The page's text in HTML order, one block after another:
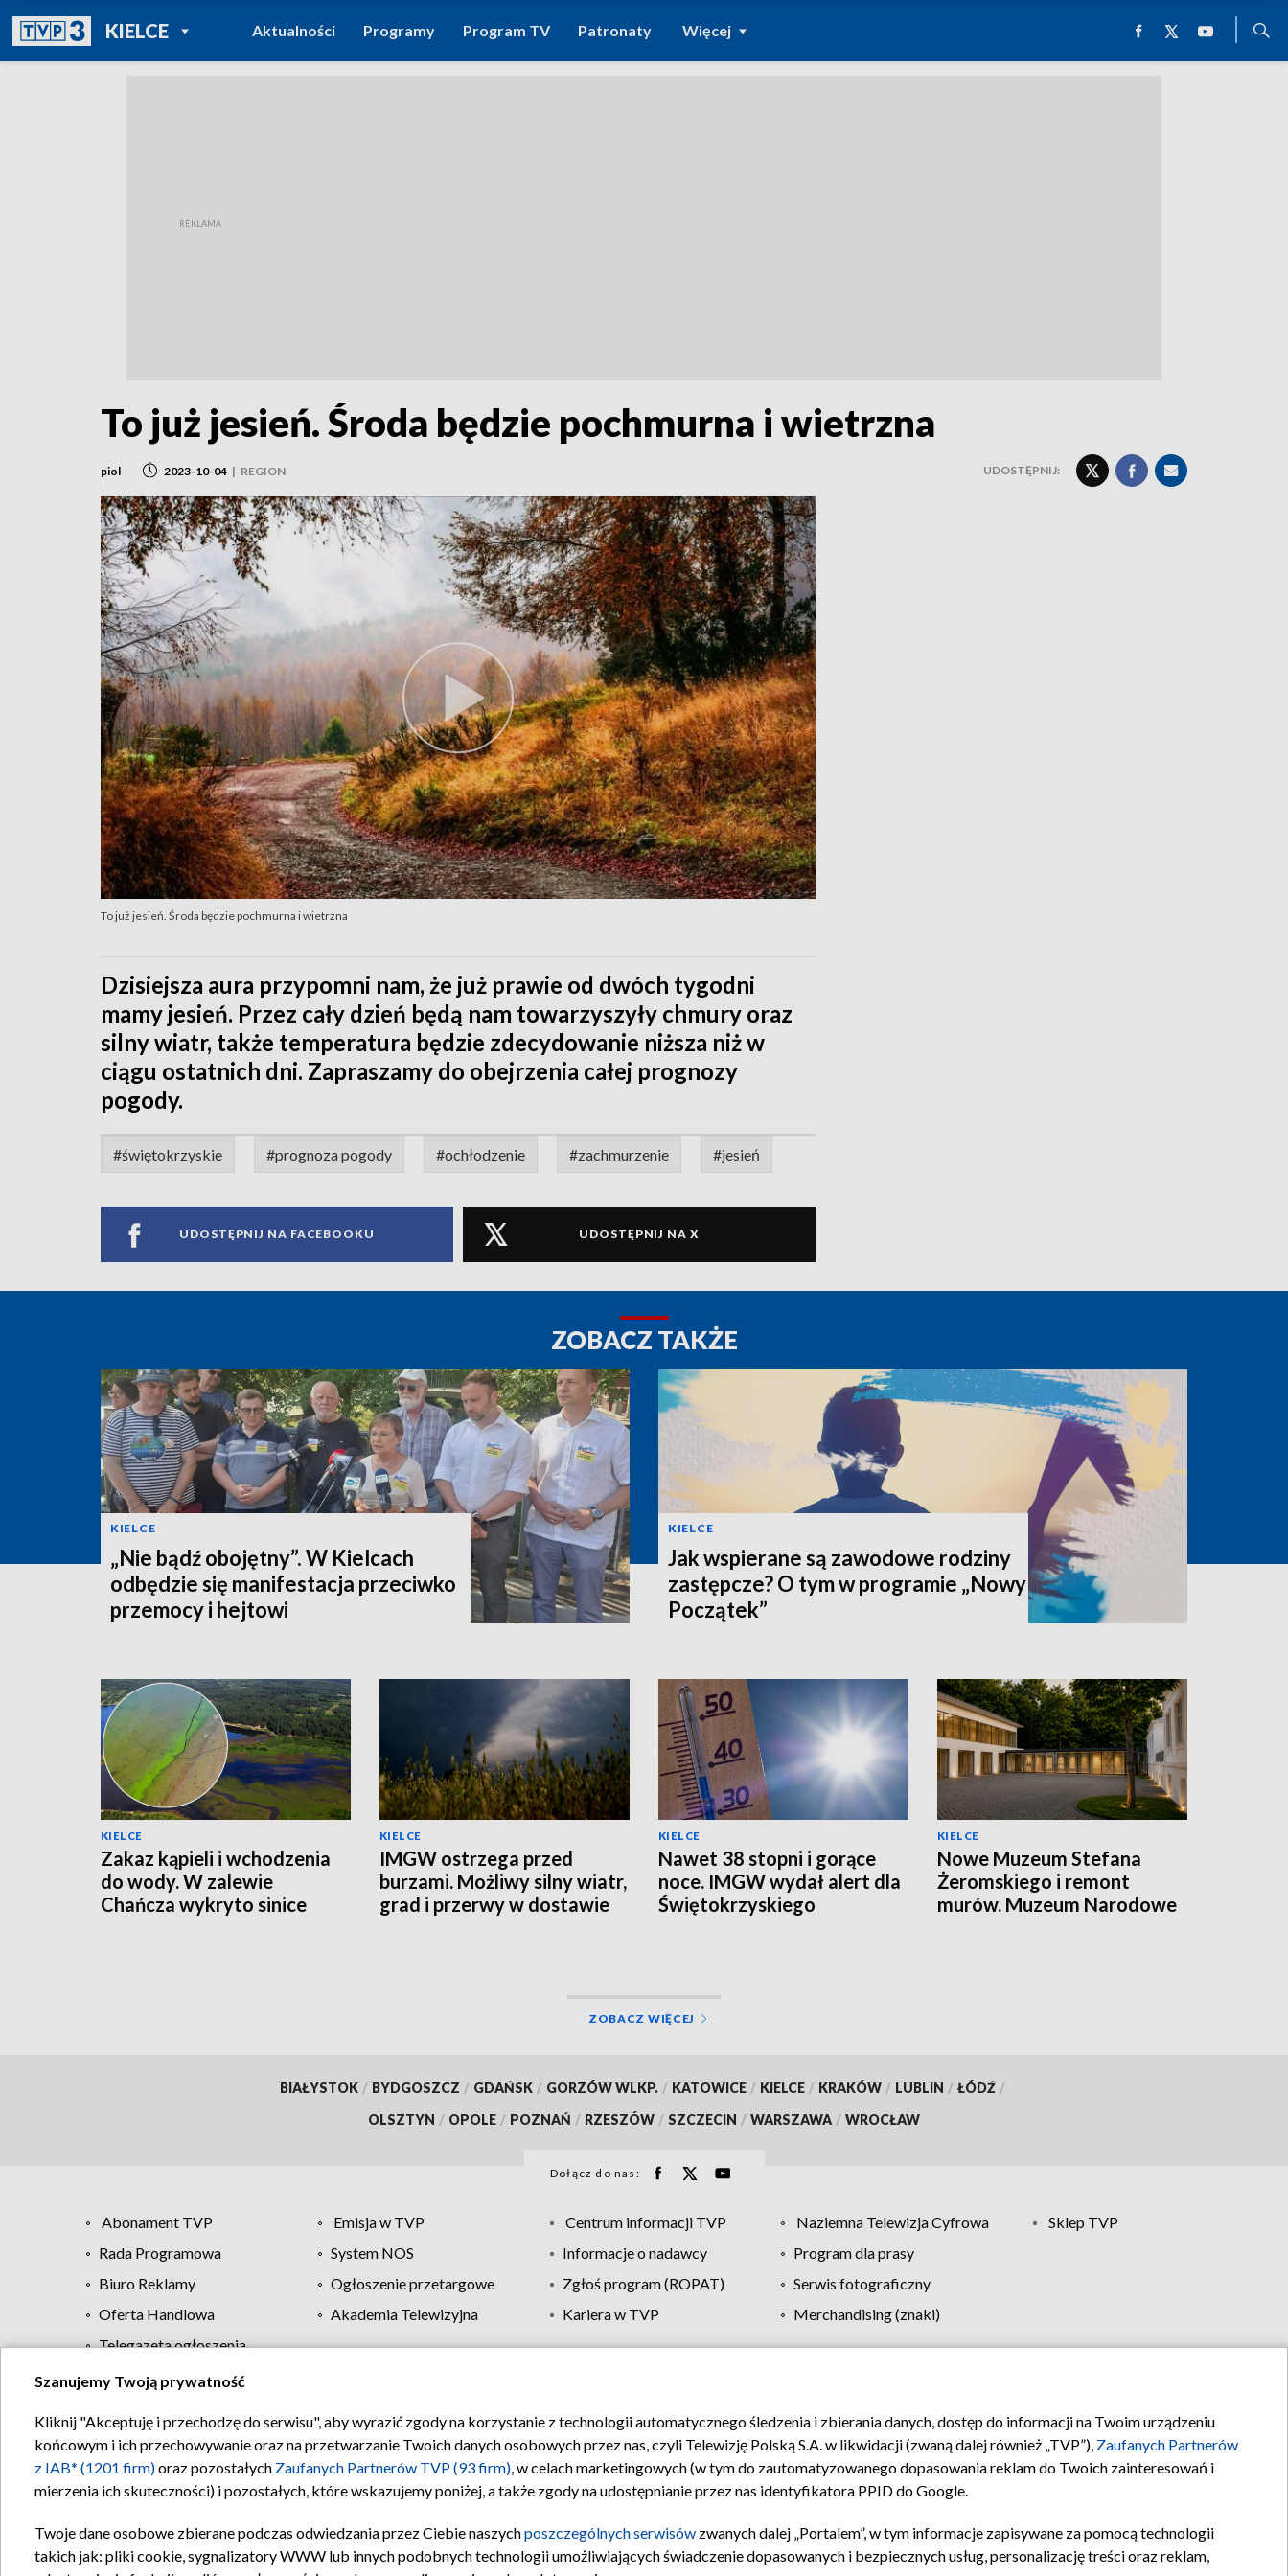
KIELCEPOWRÓT DO
TVP REGIONY
Aktualności Programy Program TV Patronaty Więcej
To już jesień. Środa będzie pochmurna i wietrzna
piol 2023-10-04 | REGION UDOSTĘPNIJ:
To już jesień. Środa będzie pochmurna i wietrzna
Dzisiejsza aura przypomni nam, że już prawie od dwóch tygodni
mamy jesień. Przez cały dzień będą nam towarzyszyły chmury oraz
silny wiatr, także temperatura będzie zdecydowanie niższa niż w
ciągu ostatnich dni. Zapraszamy do obejrzenia całej prognozy
pogody.
#świętokrzyskie #prognoza pogody #ochłodzenie #zachmurzenie #jesień
UDOSTĘPNIJ NA FACEBOOKU UDOSTĘPNIJ NA X
ZOBACZ TAKŻE
KIELCE
„Nie bądź obojętny”. W Kielcach
odbędzie się manifestacja przeciwko
przemocy i hejtowi
KIELCE
Jak wspierane są zawodowe rodziny
zastępcze? O tym w programie „Nowy
Początek”
KIELCE
Zakaz kąpieli i wchodzenia
do wody. W zalewie
Chańcza wykryto sinice
KIELCE
IMGW ostrzega przed
burzami. Możliwy silny wiatr,
grad i przerwy w dostawie
KIELCE
Nawet 38 stopni i gorące
noce. IMGW wydał alert dla
Świętokrzyskiego
KIELCE
Nowe Muzeum Stefana
Żeromskiego i remont
murów. Muzeum Narodowe
ZOBACZ WIĘCEJ
BIAŁYSTOK / BYDGOSZCZ / GDAŃSK / GORZÓW WLKP. / KATOWICE / KIELCE / KRAKÓW / LUBLIN / ŁÓDŹ /
OLSZTYN / OPOLE / POZNAŃ / RZESZÓW / SZCZECIN / WARSZAWA / WROCŁAW
Dołącz do nas:
Abonament TVP Emisja w TVP Centrum informacji TVP Naziemna Telewizja Cyfrowa
Sklep TVP
Rada Programowa
System NOS Informacje o nadawcy
Program dla prasy
Biuro Reklamy
Ogłoszenie przetargowe Zgłoś program (ROPAT)
Serwis fotograficzny
Oferta Handlowa
Akademia Telewizyjna Kariera w TVP
Merchandising (znaki)
Telegazeta ogłoszenia
Regulamin TVP Polityka prywatności Moje zgody Pomoc Biuro reklamy Kontakt
Szanujemy Twoją prywatność
Kliknij "Akceptuję i przechodzę do serwisu", aby wyrazić zgody na korzystanie z technologii automatycznego śledzenia i zbierania danych, dostęp do informacji na Twoim urządzeniu
końcowym i ich przechowywanie oraz na przetwarzanie Twoich danych osobowych przez nas, czyli Telewizję Polską S.A. w likwidacji (zwaną dalej również „TVP”), Zaufanych Partnerów
z IAB* (1201 firm)oraz pozostałych Zaufanych Partnerów TVP (93 firm), w celach marketingowych (w tym do zautomatyzowanego dopasowania reklam do Twoich zainteresowań i
mierzenia ich skuteczności) i pozostałych, które wskazujemy poniżej, a także zgody na udostępnianie przez nas identyfikatora PPID do Google.
Twoje dane osobowe zbierane podczas odwiedzania przez Ciebie naszychposzczególnych serwisów zwanych dalej „Portalem”, w tym informacje zapisywane za pomocą technologii
takich jak: pliki cookie, sygnalizatory WWW lub innych podobnych technologii umożliwiających świadczenie dopasowanych i bezpiecznych usług, personalizację treści oraz reklam,